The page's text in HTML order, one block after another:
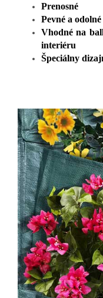
Prenosné
Pevné a
Vhodné na
interiéru
Špeciálny